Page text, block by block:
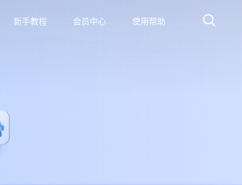
新手教程 会员中心 使用帮助